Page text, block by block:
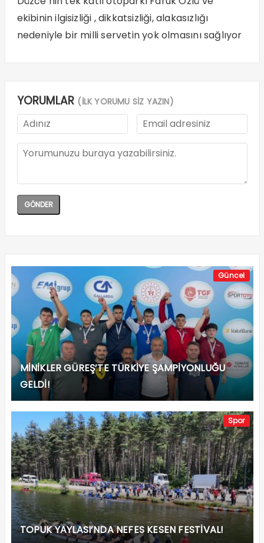
ekibinin ilgisizliği , dikkatsizliği, alakasızlığı
nedeniyle bir milli servetin yok olmasını sağlıyor
YORUMLAR (İLK YORUMU SİZ YAZIN)
Güncel
MİNİKLER GÜREŞ’TE TÜRKİYE ŞAMPİYONLUĞU
GELDİ!
Spor
TOPUK YAYLASI’NDA NEFES KESEN FESTİVAL!